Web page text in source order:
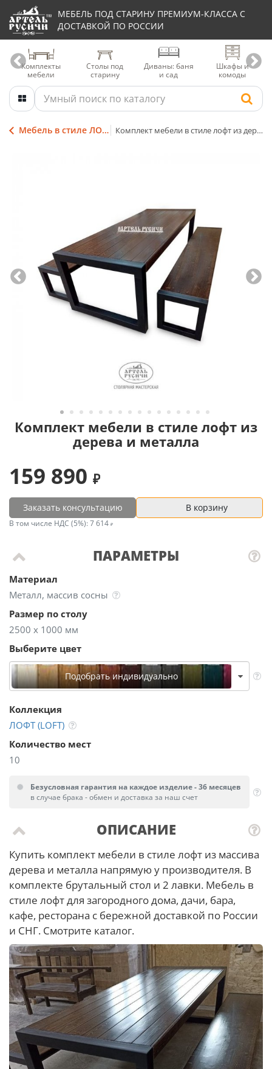
МЕБЕЛЬ ПОД СТАРИНУ ПРЕМИУМ-КЛАССА С
ДОСТАВКОЙ ПО РОССИИ
Комплекты
мебели
Столы под
старину
Диваны: баня
и сад
Шкафы и
комоды
Мебель в стиле ЛОФТ (LOFT) Комплект мебели в стиле лофт из дерева и металла
Комплект мебели в стиле лофт из
дерева и металла
ПАРАМЕТРЫ
Материал
Металл, массив сосны
Размер по столу
2500 х 1000 мм
Выберите цвет
Подобрать индивидуально
Коллекция
ЛОФТ (LOFT)
Количество мест
10
159 890
Заказать консультацию В корзину
В том числе НДС (5%): 7 614
Безусловная гарантия на каждое изделие - 36 месяцев
в случае брака - обмен и доставка за наш счет
ОПИСАНИЕ
Купить комплект мебели в стиле лофт из массива
дерева и металла напрямую у производителя. В
комплекте брутальный стол и 2 лавки. Мебель в
стиле лофт для загородного дома, дачи, бара,
кафе, ресторана с бережной доставкой по России
и СНГ. Смотрите каталог.